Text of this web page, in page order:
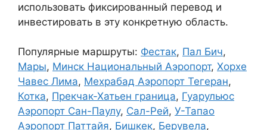
использовать фиксированный перевод и
инвестировать в эту конкретную область.
Популярные маршруты: Фестак, Пал Бич,
Мары, Минск Национальный Аэропорт, Хорхе
Чавес Лима, Мехрабад Аэропорт Тегеран,
Котка, Прекчак-Хатьен граница, Гуарульюс
Аэропорт Сан-Паулу, Сал-Рей, У-Тапао
Аэропорт Паттайя, Бишкек, Берувела,